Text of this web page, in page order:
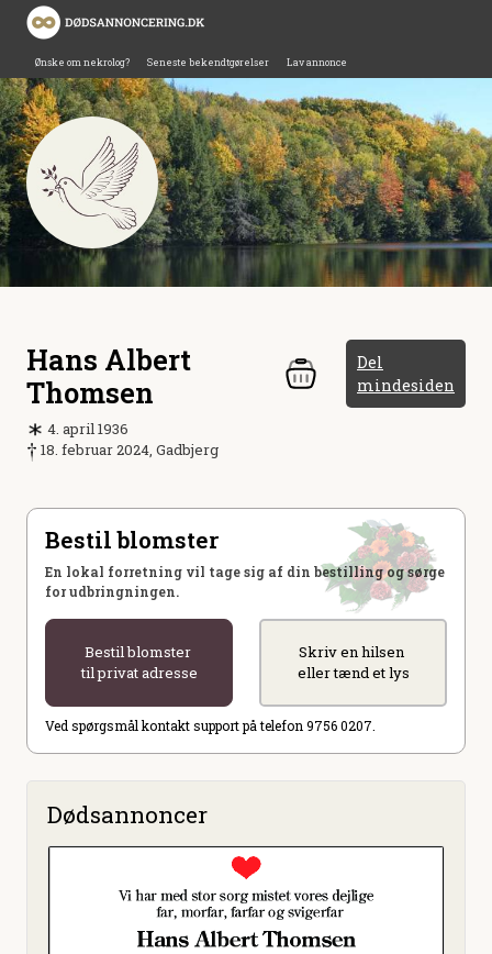
Ønske om nekrolog? Seneste bekendtgørelser Lav annonce
Hans Albert
Thomsen
Del
mindesiden
4. april 1936
18. februar 2024, Gadbjerg
Bestil blomster
En lokal forretning vil tage sig af din bestilling og sørge
for udbringningen.
Bestil blomster
til privat adresse
Skriv en hilsen
eller tænd et lys
Ved spørgsmål kontakt support på telefon 9756 0207.
Dødsannoncer